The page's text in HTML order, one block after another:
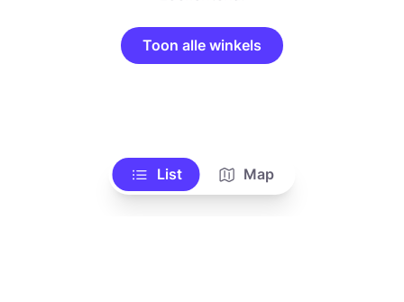
Toon alle winkels
List Map